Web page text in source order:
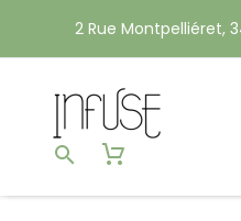
2 Rue Montpelliéret,